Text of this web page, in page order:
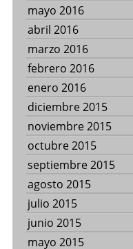
mayo 2016
abril 2016
marzo 2016
febrero 2016
enero 2016
diciembre 2015
noviembre 2015
octubre 2015
septiembre 2015
agosto 2015
julio 2015
junio 2015
mayo 2015